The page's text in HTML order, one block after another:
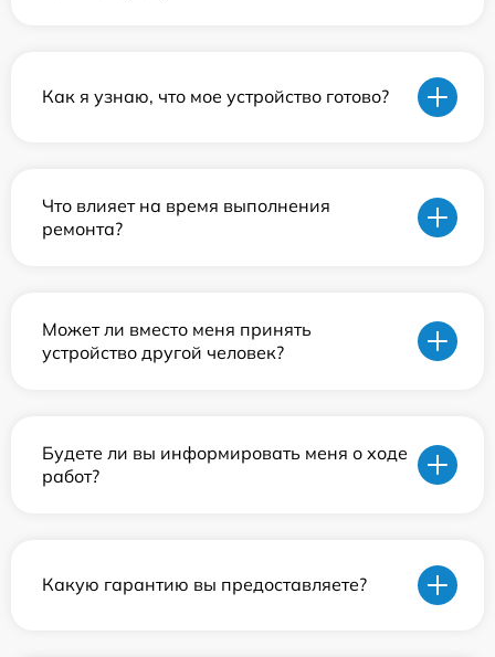
Как я узнаю, что мое устройство готово?
Что влияет на время выполнения
ремонта?
Может ли вместо меня принять
устройство другой человек?
Будете ли вы информировать меня о ходе
работ?
Какую гарантию вы предоставляете?